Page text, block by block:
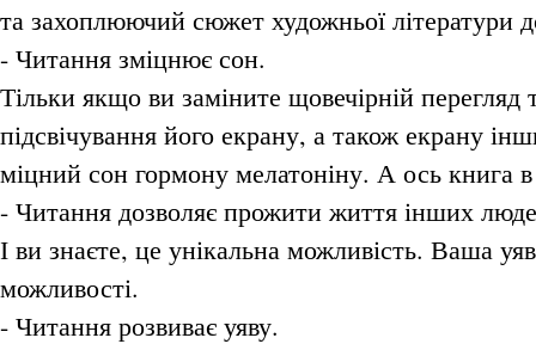
та захоплюючий сюжет художньої літератури
- Читання зміцнює сон.
Тільки якщо ви заміните щовечірній
підсвічування його екрану, а також екрану
міцний сон гормону мелатоніну. А ось книга
- Читання дозволяє прожити життя інших
І ви знаєте, це унікальна можливість. Ваша
можливості.
- Читання розвиває уяву.